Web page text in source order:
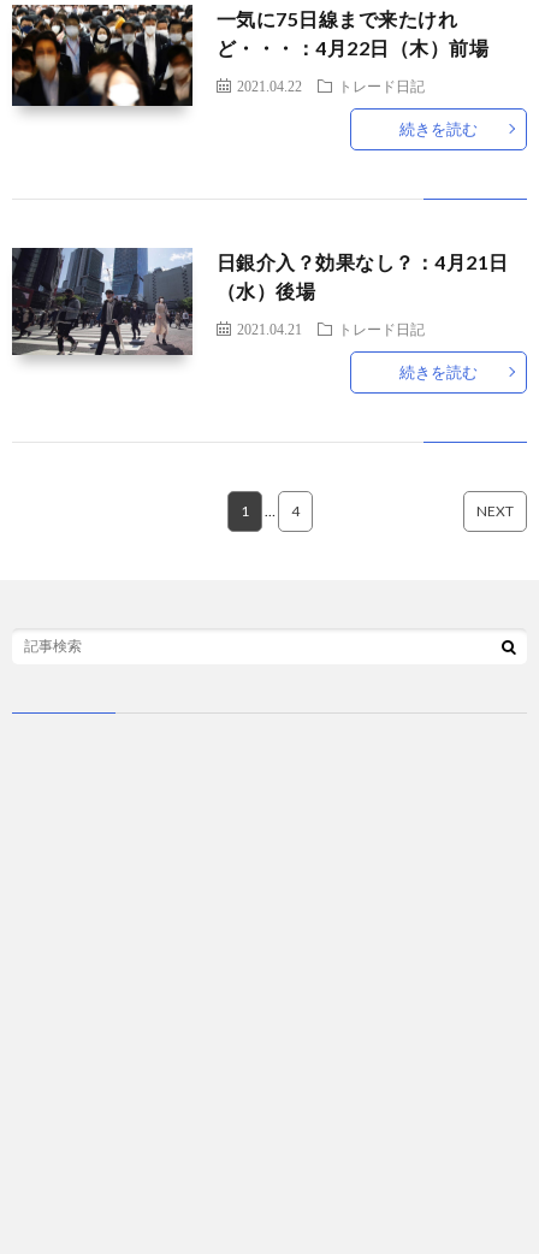
一気に75日線まで来たけれ
ど・・・：4月22日（木）前場
2021.04.22 トレード日記
続きを読む
日銀介入？効果なし？：4月21日
（水）後場
2021.04.21 トレード日記
続きを読む
1 4 NEXT